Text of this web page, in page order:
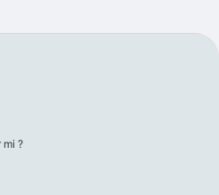
?